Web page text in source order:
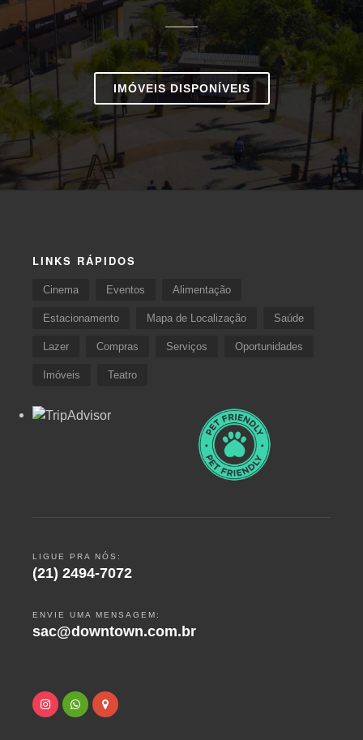
IMÓVEIS DISPONÍVEIS
LINKS RÁPIDOS
Cinema Eventos Alimentação
Estacionamento Mapa de Localização Saúde
Lazer Compras Serviços Oportunidades
Imóveis Teatro
LIGUE PRA NÓS:
(21) 2494-7072
ENVIE UMA MENSAGEM:
sac@downtown.com.br